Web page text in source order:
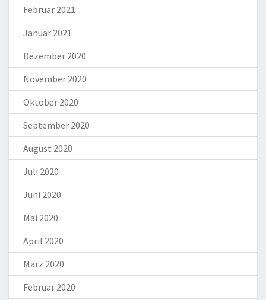
Februar 2021
Januar 2021
Dezember 2020
November 2020
Oktober 2020
September 2020
August 2020
Juli 2020
Juni 2020
Mai 2020
April 2020
März 2020
Februar 2020